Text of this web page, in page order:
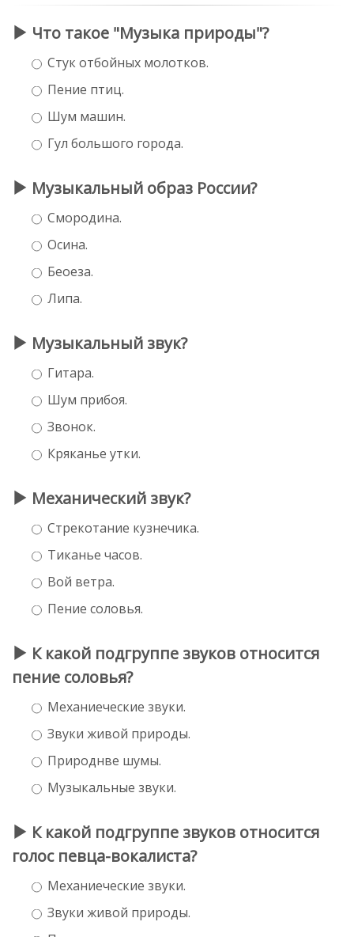
Что такое "Музыка природы"?
Стук отбойных молотков.
Пение птиц.
Шум машин.
Гул большого города.
Музыкальный образ России?
Смородина.
Осина.
Беоеза.
Липа.
Музыкальный звук?
Гитара.
Шум прибоя.
Звонок.
Кряканье утки.
Механический звук?
Стрекотание кузнечика.
Тиканье часов.
Вой ветра.
Пение соловья.
К какой подгруппе звуков относится
пение соловья?
Механиеческие звуки.
Звуки живой природы.
Природнве шумы.
Музыкальные звуки.
К какой подгруппе звуков относится
голос певца-вокалиста?
Механиеческие звуки.
Звуки живой природы.